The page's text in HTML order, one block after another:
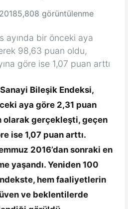
5,808 görüntülenme
ayında bir önceki aya
98,63 puan oldu,
göre ise 1,07 puan arttı
Bileşik Endeksi,
aya göre 2,31 puan
olarak gerçekleşti, geçen
ise 1,07 puan arttı.
2016’dan sonraki en
yaşandı. Yeniden 100
hem faaliyetlerin
ve beklentilerde